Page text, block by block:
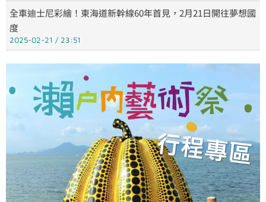
全車迪士尼彩繪！東海道新幹線60年首見，2月21日開往夢想國
度
2025-02-21 23:51